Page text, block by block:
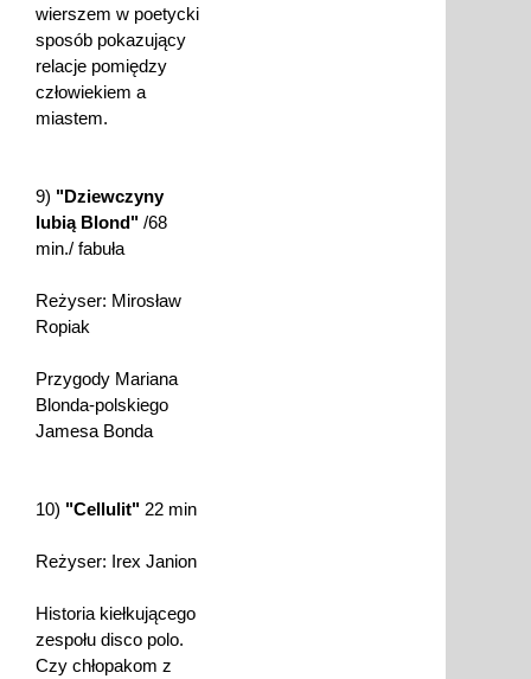
wierszem w poetycki
sposób pokazujący
relacje pomiędzy
człowiekiem a
miastem.
9) "Dziewczyny
lubią Blond" /68
min./ fabuła
Reżyser: Mirosław
Ropiak
Przygody Mariana
Blonda-polskiego
Jamesa Bonda
10) "Cellulit" 22 min
Reżyser: Irex Janion
Historia kiełkującego
zespołu disco polo.
Czy chłopakom z